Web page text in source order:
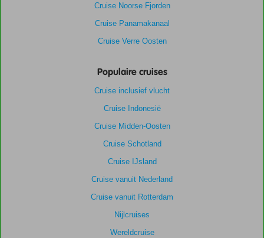
Cruise Noorse Fjorden
Cruise Panamakanaal
Cruise Verre Oosten
Populaire cruises
Cruise inclusief vlucht
Cruise Indonesië
Cruise Midden-Oosten
Cruise Schotland
Cruise IJsland
Cruise vanuit Nederland
Cruise vanuit Rotterdam
Nijlcruises
Wereldcruise